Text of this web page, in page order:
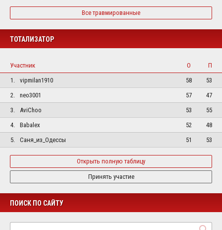
Все травмированные
ТОТАЛИЗАТОР
Участник О
П
1.
vipmilan1910 58
53
2.
neo3001 57
47
3.
AviChoo 53
55
4.
Babalex 52
48
5.
Саня_из_Одессы 51 53
Открыть полную таблицу
Принять участие
ПОИСК ПО САЙТУ